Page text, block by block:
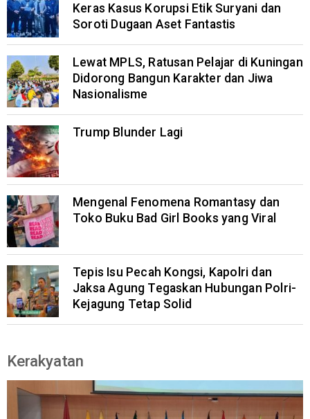
Keras Kasus Korupsi Etik Suryani dan
Soroti Dugaan Aset Fantastis
Lewat MPLS, Ratusan Pelajar di Kuningan
Didorong Bangun Karakter dan Jiwa
Nasionalisme
Trump Blunder Lagi
Mengenal Fenomena Romantasy dan
Toko Buku Bad Girl Books yang Viral
Tepis Isu Pecah Kongsi, Kapolri dan
Jaksa Agung Tegaskan Hubungan Polri-
Kejagung Tetap Solid
Kerakyatan